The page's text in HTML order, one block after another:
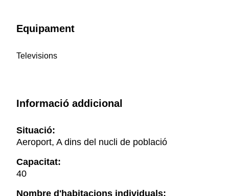
Equipament
Televisions
Informació addicional
Situació:
Aeroport, A dins del nucli de població
Capacitat:
40
Nombre d'habitacions individuals: